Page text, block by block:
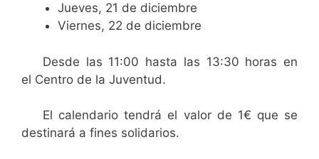
Jueves, 21 de diciembre
Viernes, 22 de diciembre
Desde las 11:00 hasta las 13:30 horas en
el Centro de la Juventud.
El calendario tendrá el valor de 1€ que se
destinará a fines solidarios.